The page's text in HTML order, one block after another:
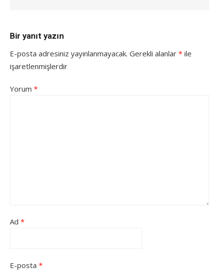
Bir yanıt yazın
E-posta adresiniz yayınlanmayacak. Gerekli alanlar * ile
işaretlenmişlerdir
Yorum *
Ad *
E-posta *